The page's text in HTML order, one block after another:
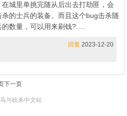
城里单挑完随从后出去打劫匪，会
的士兵的装备。而且这个bug击杀随
数量，可以用来刷钱?.....
回复 2023-12-20
下一页
与砍杀中文站